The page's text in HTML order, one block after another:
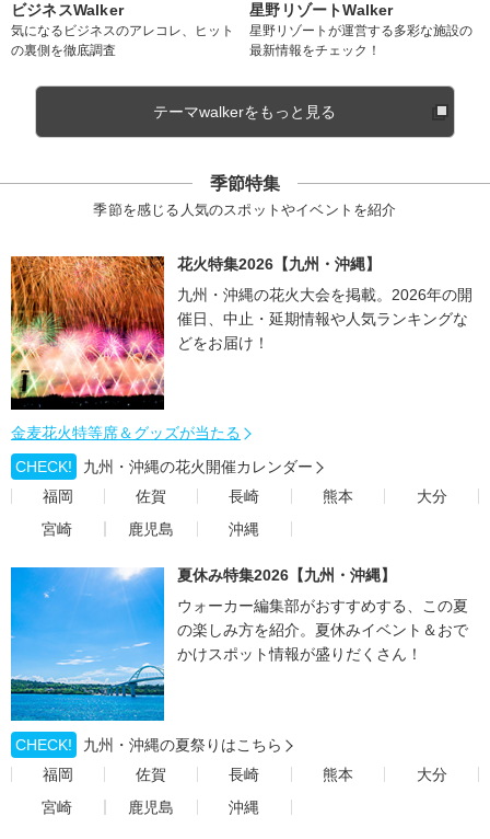
ビジネスWalker
気になるビジネスのアレコレ、ヒット
の裏側を徹底調査
星野リゾートWalker
星野リゾートが運営する多彩な施設の
最新情報をチェック！
テーマwalkerをもっと見る
季節特集
季節を感じる人気のスポットやイベントを紹介
花火特集2026【九州・沖縄】
九州・沖縄の花火大会を掲載。2026年の開
催日、中止・延期情報や人気ランキングな
どをお届け！
金麦花火特等席＆グッズが当たる
CHECK!
九州・沖縄の花火開催カレンダー
福岡
佐賀 長崎 熊本
大分
宮崎
鹿児島 沖縄
夏休み特集2026【九州・沖縄】
ウォーカー編集部がおすすめする、この夏
の楽しみ方を紹介。夏休みイベント＆おで
かけスポット情報が盛りだくさん！
CHECK!
九州・沖縄の夏祭りはこちら
福岡
佐賀 長崎 熊本
大分
宮崎
鹿児島 沖縄